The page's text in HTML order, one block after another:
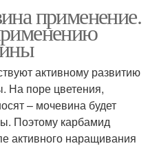
применение.
активному развитию
На поре цветения,
– мочевина будет
Поэтому карбамид
активного наращивания